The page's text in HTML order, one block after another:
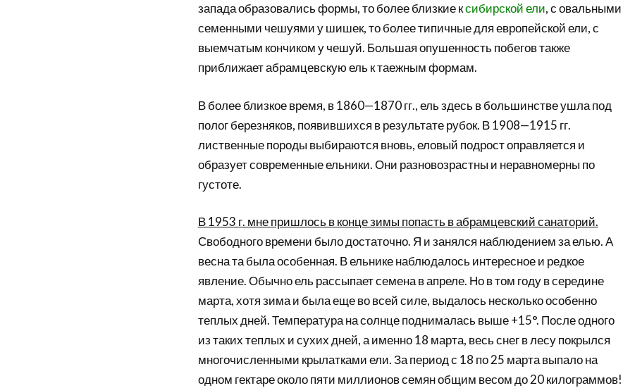
запада образовались формы, то более близкие ксибирской ели, с овальными
семенными чешуями у шишек, то более типичные для европейской ели, с
выемчатым кончиком у чешуй. Большая опушенность побегов также
приближает абрамцевскую ель к таежным формам.
В более близкое время, в 1860—1870 гг., ель здесь в большинстве ушла под
полог березняков, появившихся в результате рубок. В 1908—1915 гг.
лиственные породы выбираются вновь, еловый подрост оправляется и
образует современные ельники. Они разновозрастны и неравномерны по
густоте.
В 1953 г. мне пришлось в конце зимы попасть в абрамцевский санаторий.
Свободного времени было достаточно. Я и занялся наблюдением за елью. А
весна та была особенная. В ельнике наблюдалось интересное и редкое
явление. Обычно ель рассыпает семена в апреле. Но в том году в середине
марта, хотя зима и была еще во всей силе, выдалось несколько особенно
теплых дней. Температура на солнце поднималась выше +15°. После одного
из таких теплых и сухих дней, а именно 18 марта, весь снег в лесу покрылся
многочисленными крылатками ели. За период с 18 по 25 марта выпало на
одном гектаре около пяти миллионов семян общим весом до 20 килограммов!